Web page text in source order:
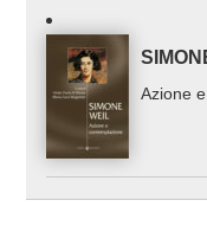
Azione